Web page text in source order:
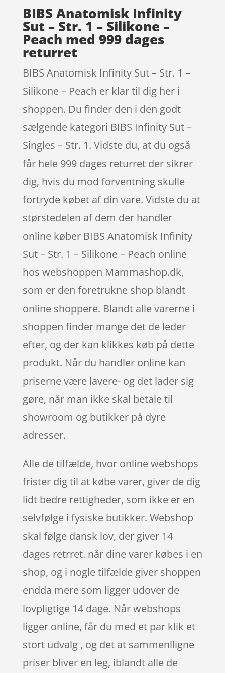
BIBS Anatomisk Infinity
Sut – Str. 1 – Silikone –
Peach med 999 dages
returret
BIBS Anatomisk Infinity Sut – Str. 1 –
Silikone – Peach er klar til dig her i
shoppen. Du finder den i den godt
sælgende kategori BIBS Infinity Sut –
Singles – Str. 1. Vidste du, at du også
får hele 999 dages returret der sikrer
dig, hvis du mod forventning skulle
fortryde købet af din vare. Vidste du at
størstedelen af dem der handler
online køber BIBS Anatomisk Infinity
Sut – Str. 1 – Silikone – Peach online
hos webshoppen Mammashop.dk,
som er den foretrukne shop blandt
online shoppere. Blandt alle varerne i
shoppen finder mange det de leder
efter, og der kan klikkes køb på dette
produkt. Når du handler online kan
priserne være lavere- og det lader sig
gøre, når man ikke skal betale til
showroom og butikker på dyre
adresser.
Alle de tilfælde, hvor online webshops
frister dig til at købe varer, giver de dig
lidt bedre rettigheder, som ikke er en
selvfølge i fysiske butikker. Webshop
skal følge dansk lov, der giver 14
dages retrret. når dine varer købes i en
shop, og i nogle tilfælde giver shoppen
endda mere som ligger udover de
lovpligtige 14 dage. Når webshops
ligger online, får du med et par klik et
stort udvalg , og det at sammenlligne
priser bliver en leg, iblandt alle de